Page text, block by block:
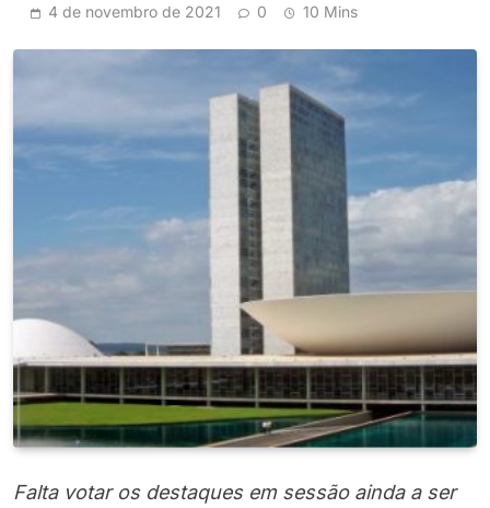
4 de novembro de 2021 0 10 Mins
Falta votar os destaques em sessão ainda a ser